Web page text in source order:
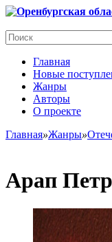
Главная
Новые
Жанры
Авторы
О проекте
Главная»Жанры»
Арап